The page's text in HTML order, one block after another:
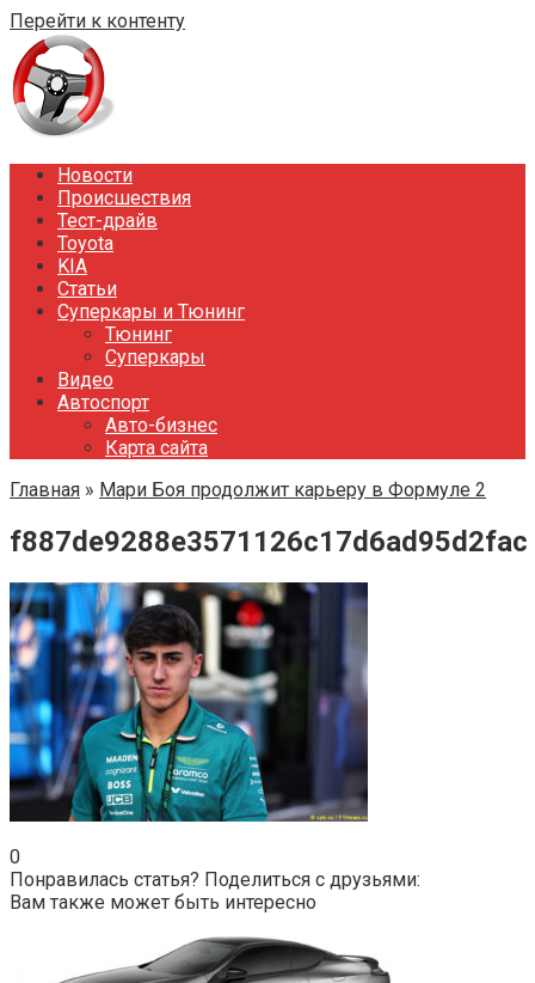
Перейти к контенту
Новости
Происшествия
Тест-драйв
Toyota
KIA
Статьи
Суперкары и Тюнинг
Тюнинг
Суперкары
Видео
Автоспорт
Авто-бизнес
Карта сайта
Главная » Мари Боя продолжит карьеру в Формуле 2
f887de9288e3571126c17d6ad95d2fac
0
Понравилась статья? Поделиться с друзьями:
Вам также может быть интересно